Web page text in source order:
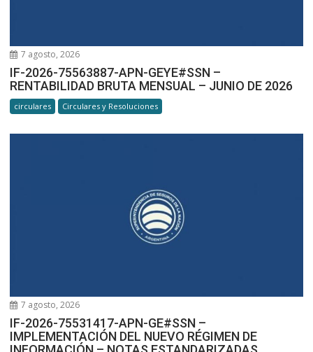
7 agosto, 2026
IF-2026-75563887-APN-GEYE#SSN –
RENTABILIDAD BRUTA MENSUAL – JUNIO DE 2026
circulares Circulares y Resoluciones
7 agosto, 2026
IF-2026-75531417-APN-GE#SSN –
IMPLEMENTACIÓN DEL NUEVO RÉGIMEN DE